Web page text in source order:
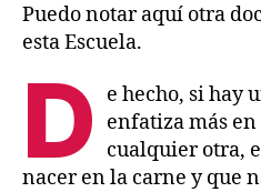
Puedo notar aquí otra
esta Escuela.
D
e hecho, si hay
enfatiza más en
cualquier otra,
nacer en la carne y que